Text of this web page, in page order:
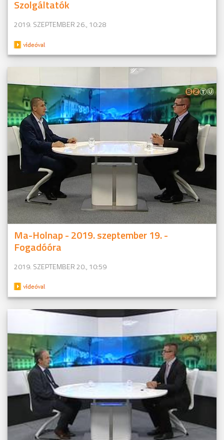
Szolgáltatók
2019. SZEPTEMBER 26., 10:28
Ma-Holnap - 2019. szeptember 19. -
Fogadóóra
2019. SZEPTEMBER 20., 10:59